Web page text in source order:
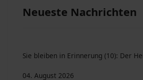
Neueste Nachrichten
Sie bleiben in Erinnerung (10): Der
04. August 2026